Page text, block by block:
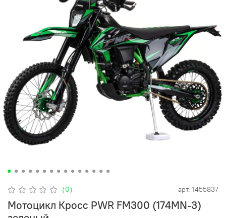
(0) арт. 1455837
Мотоцикл Кросс PWR FM300 (174MN-3)